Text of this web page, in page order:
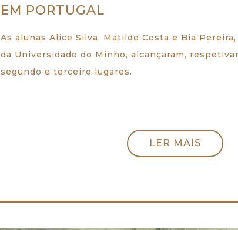
EM PORTUGAL
As alunas Alice Silva, Matilde Costa e Bia
da Universidade do Minho, alcançaram,
segundo e terceiro lugares.
LER MAIS